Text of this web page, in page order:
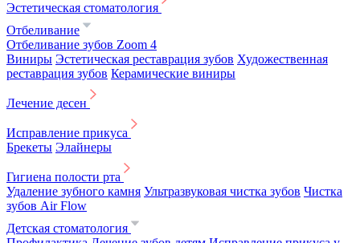
Эстетическая стоматология
Отбеливание
Отбеливание зубов Zoom 4
Виниры Эстетическая реставрация зубов Художественная
реставрация зубов Керамические виниры
Лечение десен
Исправление прикуса
Брекеты Элайнеры
Гигиена полости рта
Удаление зубного камня Ультразвуковая чистка зубов Чистка
зубов Air Flow
Детская стоматология